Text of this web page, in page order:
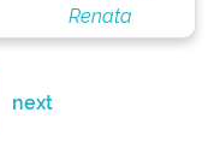
Renata
next